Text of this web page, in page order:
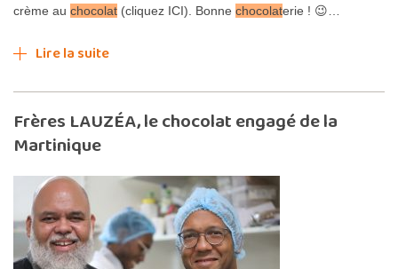
crème au chocolat (cliquez ICI). Bonne chocolaterie ! 😉…
Lire la suite
Frères LAUZÉA, le chocolat engagé de la
Martinique